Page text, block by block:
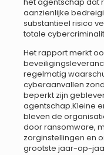
aanzienlijke
substantieel risico
totale
Het rapport merkt
regelmatig
cyberaanvallen
beperkt zijn
agentschap.Kleine
bleven de
door ransomware,
zorginstellingen en
grootste jaar-op-